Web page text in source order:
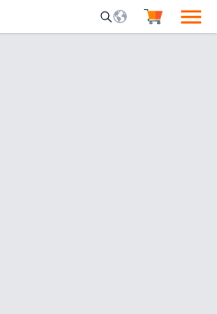
Mobile Search